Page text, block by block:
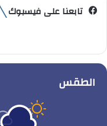
تابعنا على فيسبوك
الطقس